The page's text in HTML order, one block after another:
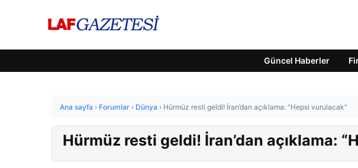
Güncel Haberler
Ana sayfa › Forumlar › Dünya › Hürmüz resti geldi! İran’dan açıklama: “Hepsi vurulacak”
Hürmüz resti geldi! İran’dan açıklama: